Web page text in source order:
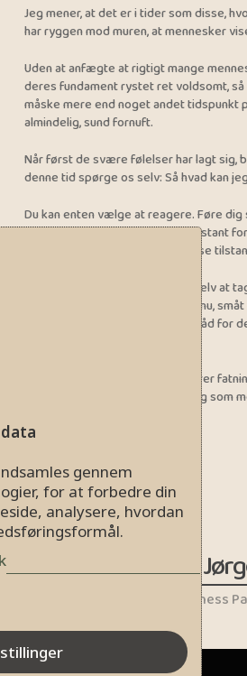
Jeg mener, at det er i tider som disse,
har ryggen mod muren, at mennesker
Uden at anfægte at rigtigt mange
deres fundament rystet ret voldsomt,
måske mere end noget andet tidspunkt
almindelig, sund fornuft.
Når først de svære følelser har lagt sig,
denne tid spørge os selv: Så hvad kan
Du kan enten vælge at reagere. Føre dig
spiral, hvor alt er negativt og konstant
omverdenens, i øjeblikket, håbløse
Eller også kan du agere. Vælge selv at
selv: Hvad kan jeg selv gøre lige nu,
verden lidt nemmere at være i. Båd for
Jeg imponeres af dem, der bevarer
et overskud og en handlekraft, og som
Brith Lund
Direktør i Business
gennem
for at forbedre din
analysere, hvordan